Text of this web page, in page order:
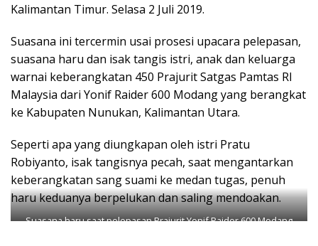
Kalimantan Timur. Selasa 2 Juli 2019.
Suasana ini tercermin usai prosesi upacara pelepasan,
suasana haru dan isak tangis istri, anak dan keluarga
warnai keberangkatan 450 Prajurit Satgas Pamtas RI
Malaysia dari Yonif Raider 600 Modang yang berangkat
ke Kabupaten Nunukan, Kalimantan Utara.
Seperti apa yang diungkapan oleh istri Pratu
Robiyanto, isak tangisnya pecah, saat mengantarkan
keberangkatan sang suami ke medan tugas, penuh
haru keduanya berpelukan dan saling mendoakan.
Suasana haru saat pelepasan Prajurit Yonif Raider 600 Modang